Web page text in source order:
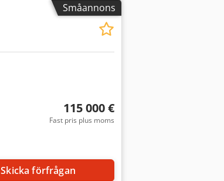
Småannons
115 000 €
Fast pris plus moms
Skicka förfrågan